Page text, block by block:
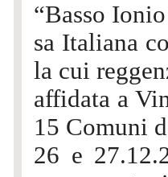
“Basso
sa Italiana
la cui
affidata a
15 Comuni
26 e